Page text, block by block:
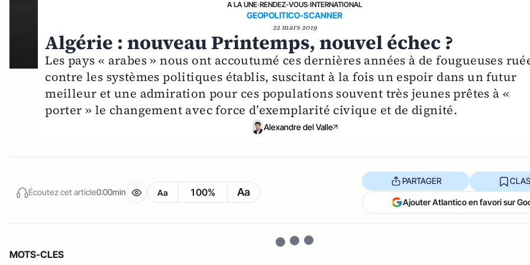
A LA UNE›RENDEZ-VOUS›INTERNATIONAL
GEOPOLITICO-SCANNER
22 mars 2019
Algérie : nouveau Printemps, nouvel échec ?
Les pays « arabes » nous ont accoutumé ces dernières années à de fougueuses
contre les systèmes politiques établis, suscitant à la fois un espoir dans un futur
meilleur et une admiration pour ces populations souvent très jeunes prêtes à «
porter » le changement avec force d’exemplarité civique et de dignité.
Alexandre del Valle
Écoutez cet article0:00min Aa 100% Aa
PARTAGER
Ajouter Atlantico en favori sur
MOTS-CLES